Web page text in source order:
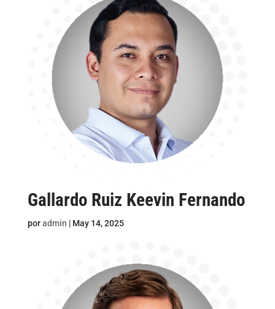
Gallardo Ruiz Keevin Fernando
poradmin | May 14, 2025